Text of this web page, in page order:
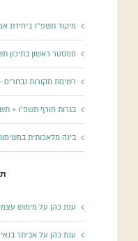
מיקוד תשפ”ז ביחידת
סמסטר ראשון בתיכון
רשימת מקורות נבחרים
בגרות חורף תשפ”ו +
בינה מלאכותית
ענת כהן על מימוש
ענת כהן על אביתר